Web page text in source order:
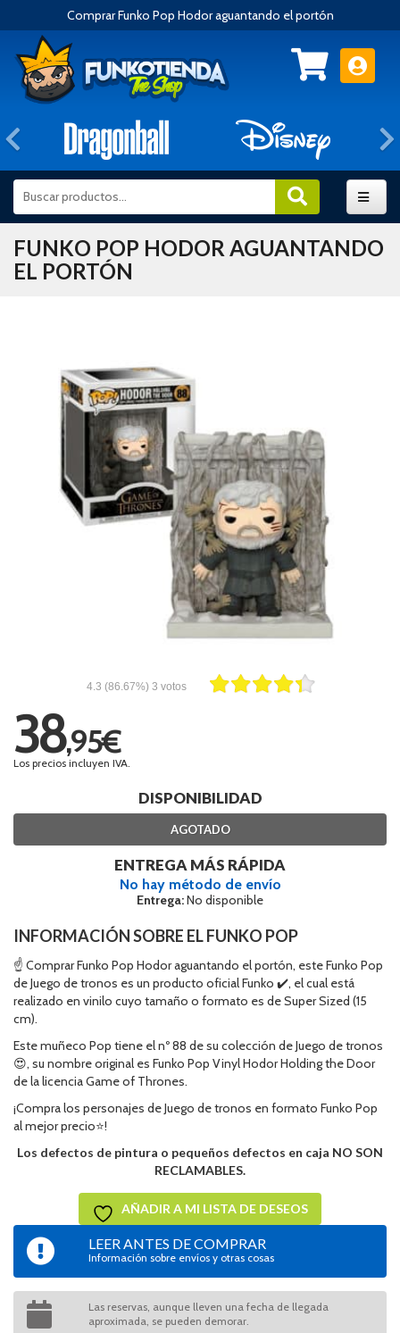
Comprar Funko Pop Hodor aguantando el portón
Anterior
FUNKO POP HODOR AGUANTANDO
EL PORTÓN
4.3 (86.67%) 3 votos
38,95€
Los precios incluyen IVA.
DISPONIBILIDAD
AGOTADO
ENTREGA MÁS RÁPIDA
No hay método de envío
Entrega:No disponible
INFORMACIÓN SOBRE EL FUNKO POP
☝ Comprar Funko Pop Hodor aguantando el portón, este Funko Pop
de Juego de tronos es un producto oficial Funko ✔️, el cual está
realizado en vinilo cuyo tamaño o formato es de Super Sized (15
cm).
Este muñeco Pop tiene el nº 88 de su colección de Juego de tronos
😍, su nombre original es Funko Pop Vinyl Hodor Holding the Door
de la licencia Game of Thrones.
¡Compra los personajes de Juego de tronos en formato Funko Pop
al mejor precio⭐!
Los defectos de pintura o pequeños defectos en caja NO SON
RECLAMABLES.
AÑADIR A MI LISTA DE DESEOS
LEER ANTES DE COMPRAR
Información sobre envíos y otras cosas
Las reservas, aunque lleven una fecha de llegada
aproximada, se pueden demorar.